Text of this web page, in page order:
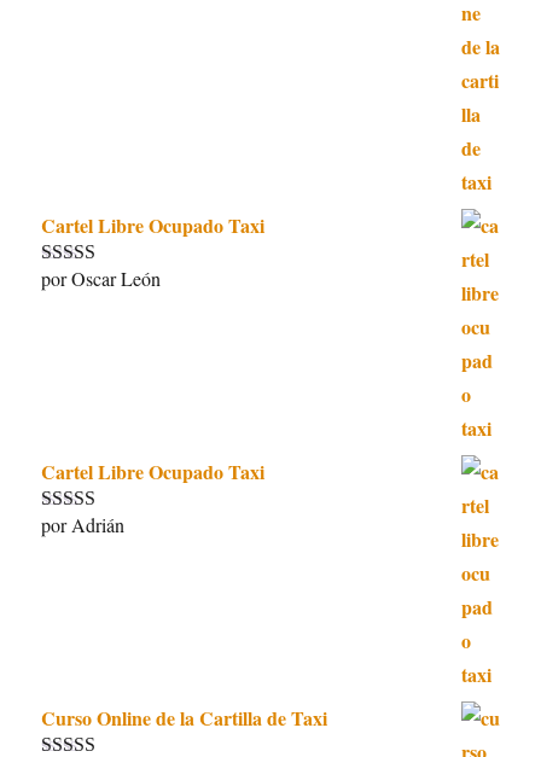
Cartel Libre Ocupado Taxi
Valorado con
por Oscar León
Cartel Libre Ocupado Taxi
Valorado con
por Adrián
Curso Online de la Cartilla de Taxi